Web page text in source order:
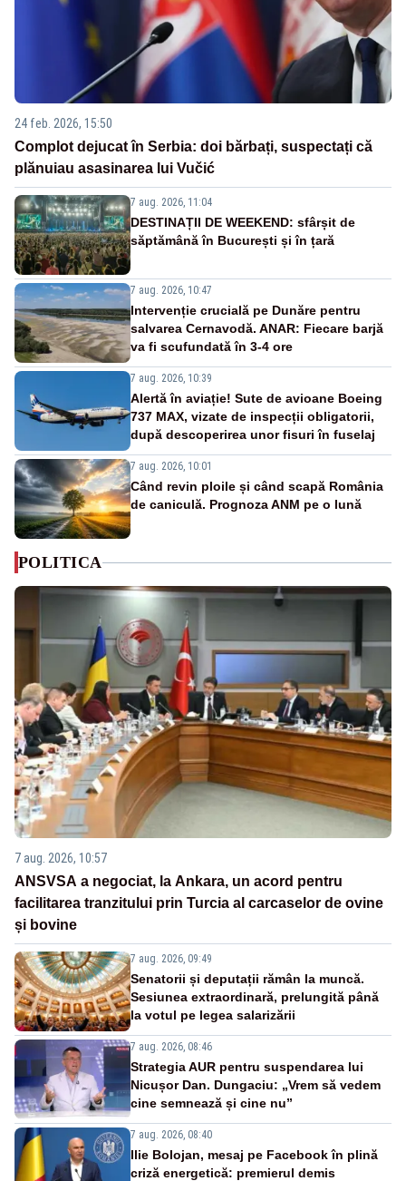
24 feb. 2026, 15:50
Complot dejucat în Serbia: doi bărbați, suspectați că
plănuiau asasinarea lui Vučić
7 aug. 2026, 11:04
DESTINAȚII DE WEEKEND: sfârșit de
săptămână în București și în țară
7 aug. 2026, 10:47
Intervenție crucială pe Dunăre pentru
salvarea Cernavodă. ANAR: Fiecare barjă
va fi scufundată în 3-4 ore
7 aug. 2026, 10:39
Alertă în aviație! Sute de avioane Boeing
737 MAX, vizate de inspecții obligatorii,
după descoperirea unor fisuri în fuselaj
7 aug. 2026, 10:01
Când revin ploile și când scapă România
de caniculă. Prognoza ANM pe o lună
POLITICA
7 aug. 2026, 10:57
ANSVSA a negociat, la Ankara, un acord pentru
facilitarea tranzitului prin Turcia al carcaselor de ovine
și bovine
7 aug. 2026, 09:49
Senatorii și deputații rămân la muncă.
Sesiunea extraordinară, prelungită până
la votul pe legea salarizării
7 aug. 2026, 08:46
Strategia AUR pentru suspendarea lui
Nicușor Dan. Dungaciu: „Vrem să vedem
cine semnează și cine nu”
7 aug. 2026, 08:40
Ilie Bolojan, mesaj pe Facebook în plină
criză energetică: premierul demis